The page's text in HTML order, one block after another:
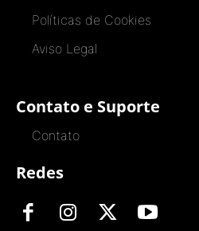
Políticas de Cookies
Aviso Legal
Contato e Suporte
Contato
Redes